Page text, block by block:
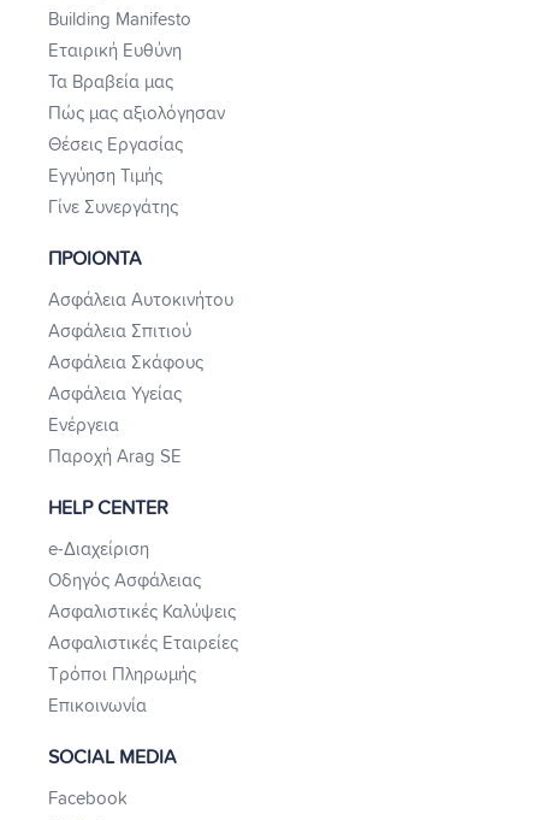
Building Manifesto
Εταιρική Ευθύνη
Τα Βραβεία μας
Πώς μας αξιολόγησαν
Θέσεις Εργασίας
Εγγύηση Τιμής
Γίνε Συνεργάτης
ΠΡΟΙΟΝΤΑ
Ασφάλεια Αυτοκινήτου
Ασφάλεια Σπιτιού
Ασφάλεια Σκάφους
Ασφάλεια Υγείας
Ενέργεια
Παροχή Arag SE
HELP CENTER
e-Διαχείριση
Οδηγός Ασφάλειας
Ασφαλιστικές Καλύψεις
Ασφαλιστικές Εταιρείες
Τρόποι Πληρωμής
Επικοινωνία
SOCIAL MEDIA
Facebook